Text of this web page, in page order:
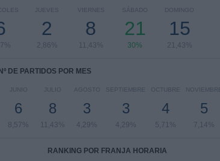
JUEVES
2
2,86%
VIERNES
8
11,43%
SÁBADO
21
30%
DOMINGO
15
21,43%
Nº DE PARTIDOS POR MES
JUNIO
6
8,57%
JULIO
8
11,43%
AGOSTO
3
4,29%
SEPTIEMBRE
3
4,29%
OCTUBRE
4
5,71%
NOVIEMBRE
5
7,14%
RANKING POR FRANJA HORARIA